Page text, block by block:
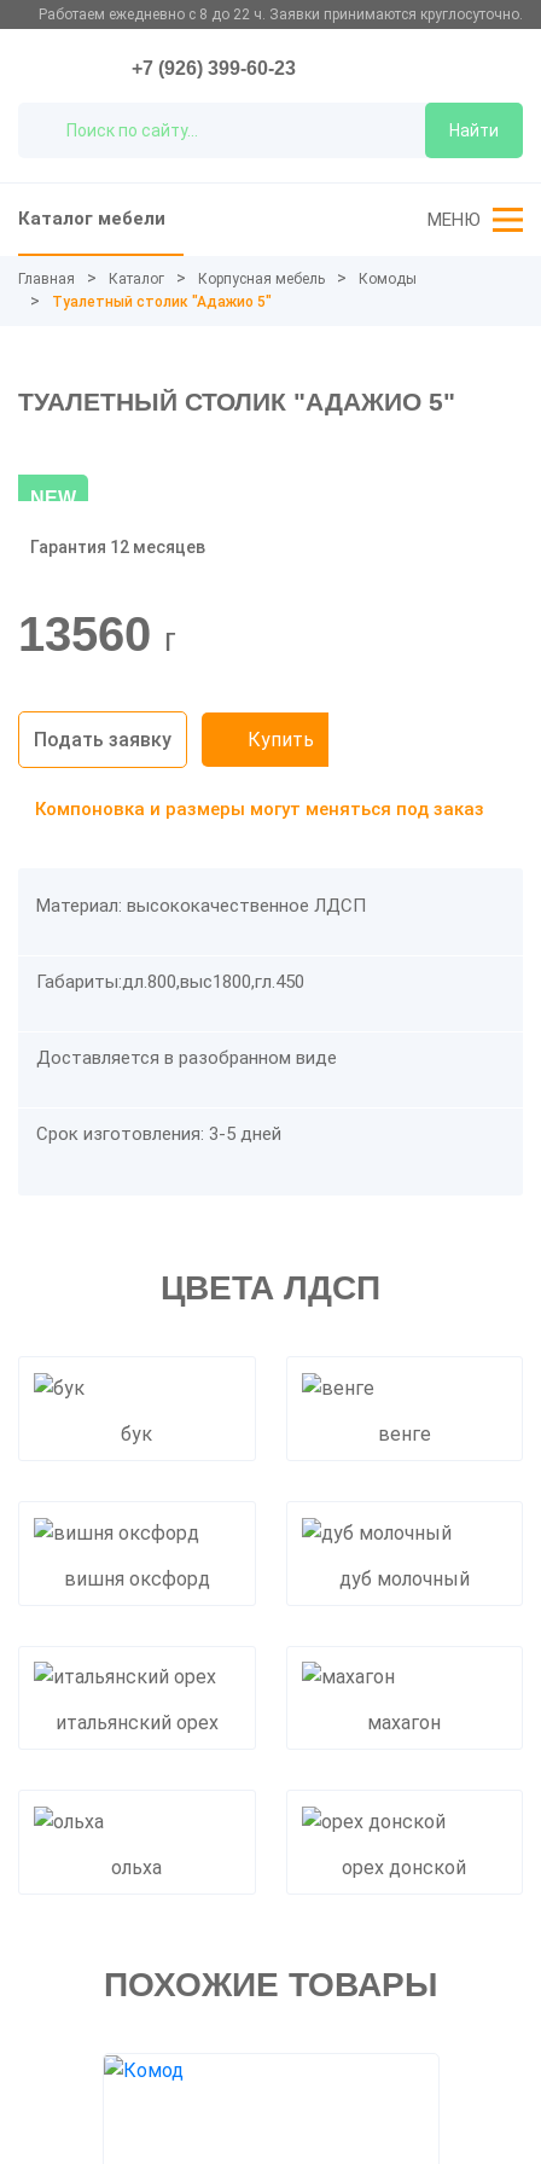
Работаем ежедневно с 8 до 22 ч. Заявки принимаются круглосуточно.
Найти
+7 (926) 399-60-23
Каталог мебели МЕНЮ
Главная Каталог Корпусная мебель
Комоды
Туалетный столик "Адажио 5"
ТУАЛЕТНЫЙ СТОЛИК "АДАЖИО 5"
NEW
-20%
Гарантия 12 месяцев
13560 г
Подать заявку Купить
Компоновка и размеры могут меняться под заказ
Материал: высококачественное ЛДСП
Габариты:дл.800,выс1800,гл.450
Доставляется в разобранном виде
Срок изготовления: 3-5 дней
ЦВЕТА ЛДСП
бук венге
вишня оксфорд дуб молочный
итальянский орех махагон
ольха орех донской
ПОХОЖИЕ ТОВАРЫ